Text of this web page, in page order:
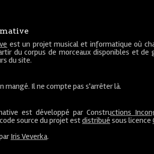
est un projet musical et informatique où
du corpus de morceaux disponibles et de
du site.
mangé. Il ne compte pas s'arrêter là.
est développé parConstructions
source du projet estdistribué sous licence
Iris Veverka.